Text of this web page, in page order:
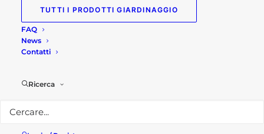
TUTTI I PRODOTTI GIARDINAGGIO
FAQ
News
Contatti
Ricerca
Caratteristiche tecniche:
valigetta in plastica
Peso 2,80 kg
set da 22 pezzi (chiavi, pinze, cacciaviti, bussole,